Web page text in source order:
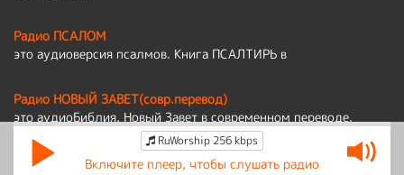
Радио ПСАЛОМ
это аудиоверсия псалмов. Книга ПСАЛТИРЬ в
Радио НОВЫЙ ЗАВЕТ(совр.перевод)
это аудиоБиблия, Новый Завет в современном переводе.
Политика обработки персональных данных
RuWorship 256 kbps
Включите плеер, чтобы слушать радио